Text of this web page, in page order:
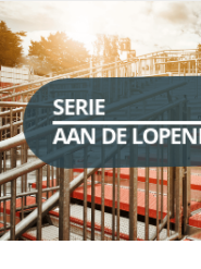
SERIE
AAN DE